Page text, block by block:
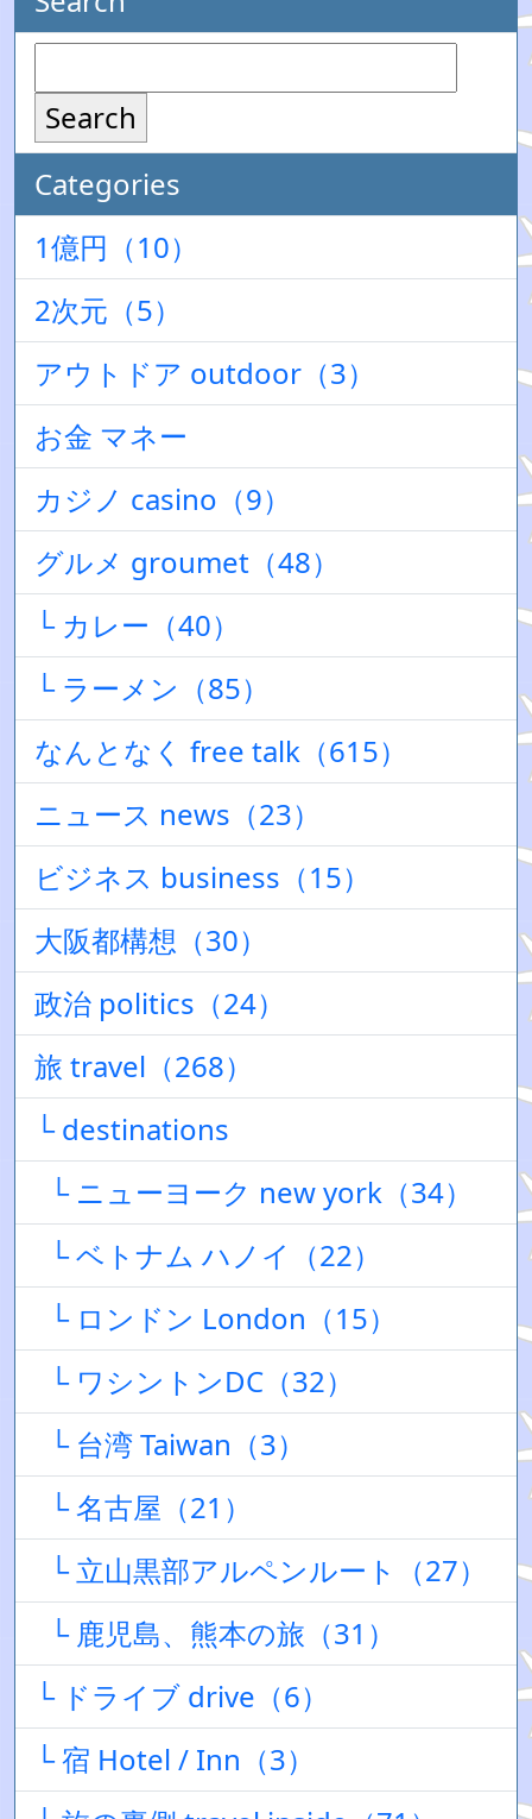
Search
Categories
1億円（10）
2次元（5）
アウトドア outdoor（3）
お金 マネー
カジノ casino（9）
グルメ groumet（48）
└ カレー（40）
└ ラーメン（85）
なんとなく free talk（615）
ニュース news（23）
ビジネス business（15）
大阪都構想（30）
政治 politics（24）
旅 travel（268）
└ destinations
└ ニューヨーク new york（34）
└ ベトナム ハノイ（22）
└ ロンドン London（15）
└ ワシントンDC（32）
└ 台湾 Taiwan（3）
└ 名古屋（21）
└ 立山黒部アルペンルート（27）
└ 鹿児島、熊本の旅（31）
└ ドライブ drive（6）
└ 宿 Hotel / Inn（3）